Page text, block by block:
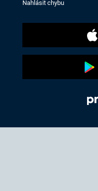
Nahlásit chybu